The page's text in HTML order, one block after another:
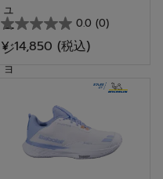
ュ
ー
0.0 (0)
星
0.0
／
す。
¥ 14,850 (税込)